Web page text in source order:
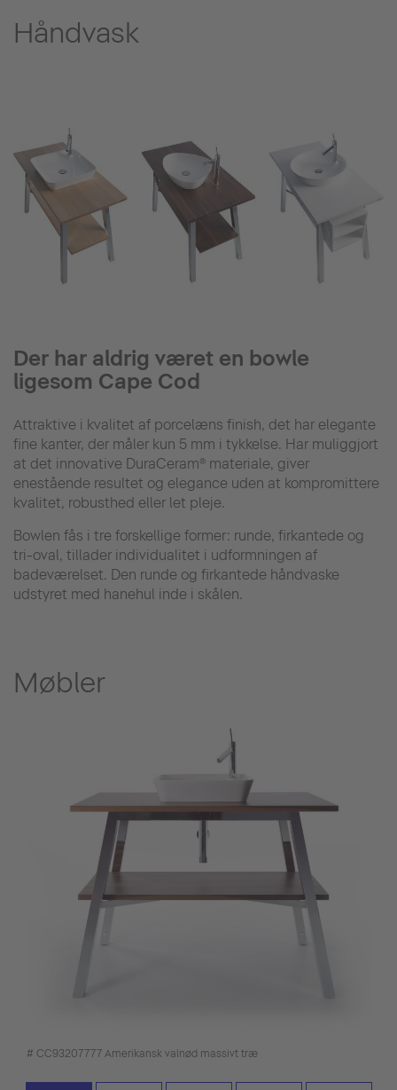
Håndvask
Der har aldrig været en bowle
ligesom Cape Cod
Attraktive i kvalitet af porcelæns finish, det har elegante
fine kanter, der måler kun 5 mm i tykkelse. Har muliggjort
at det innovative DuraCeram® materiale, giver
enestående resultet og elegance uden at kompromittere
kvalitet, robusthed eller let pleje.
Bowlen fås i tre forskellige former: runde, firkantede og
tri-oval, tillader individualitet i udformningen af
badeværelset. Den runde og firkantede håndvaske
udstyret med hanehul inde i skålen.
Møbler
# CC93207777 Amerikansk valnød massivt træ